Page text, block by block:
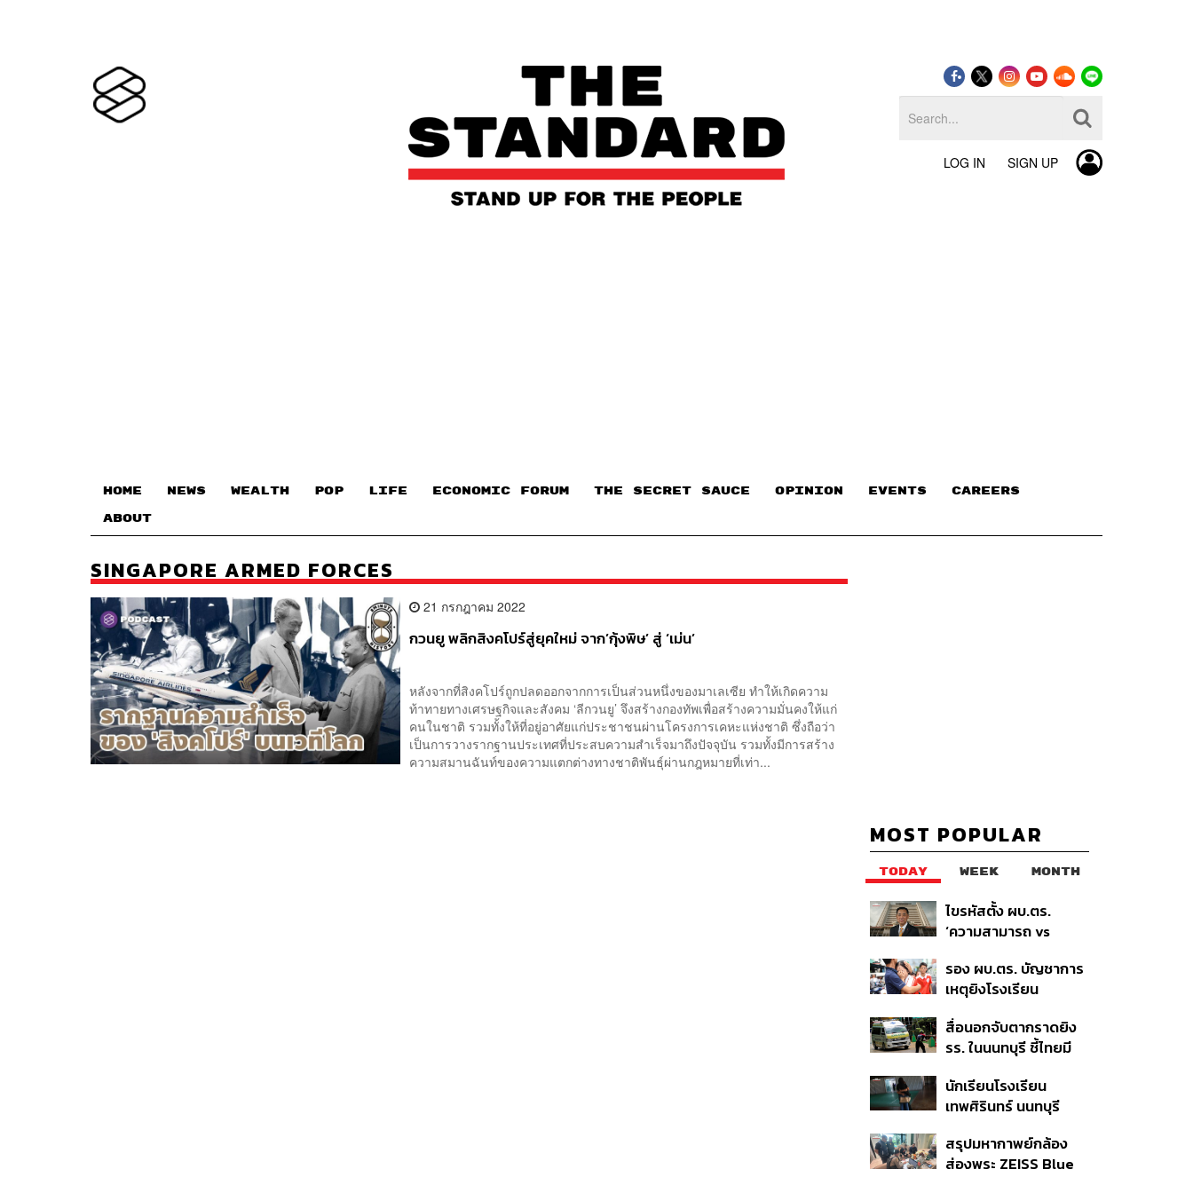
LOG IN SIGN UP
HOME NEWS WEALTH POP LIFE ECONOMIC FORUM THE SECRET SAUCE​ OPINION EVENTS CAREERS
ABOUT
SINGAPORE ARMED FORCES
21 กรกฎาคม 2022
กวนยู พลิกสิงคโปร์สู่ยุคใหม่ จาก’กุ้งพิษ’ สู่ ‘เม่น’
หลังจากที่สิงคโปร์ถูกปลดออกจากการเป็นส่วนหนึ่งของมาเลเซีย ทำให้เกิดความ
ท้าทายทางเศรษฐกิจและสังคม ‘ลีกวนยู’ จึงสร้างกองทัพเพื่อสร้างความมั่นคงให้แก่
คนในชาติ รวมทั้งให้ที่อยู่อาศัยแก่ประชาชนผ่านโครงการเคหะแห่งชาติ ซึ่งถือว่า
เป็นการวางรากฐานประเทศที่ประสบความสำเร็จมาถึงปัจจุบัน รวมทั้งมีการสร้าง
ความสมานฉันท์ของความแตกต่างทางชาติพันธ์ุผ่านกฎหมายที่เท่า...
MOST POPULAR
TODAY WEEK MONTH
ไขรหัสตั้ง ผบ.ตร.
‘ความสามารถ vs
ปฏิรูปสีกากี กับ
พล.ต.อ. เอก อังสนา
นนท์
รอง ผบ.ตร. บัญชาการ
เหตุยิงโรงเรียน
ค้นหา 2 รอบยืนยันไร้คน
ติดค้าง พบศพปู่-ย่าที่
สื่อนอกจับตากราดยิง
รร. ในนนทบุรี ชี้ไทยมี
ในระดับต้นของภูมิภาค
นักเรียนโรงเรียน
เทพศิรินทร์ นนทบุรี
ปลอดภัยชั่วคราว หลัง
เหตุใช้อาวุธปืนภายใน
สรุปมหากาพย์กล้อง
ส่องพระ ZEISS Blue